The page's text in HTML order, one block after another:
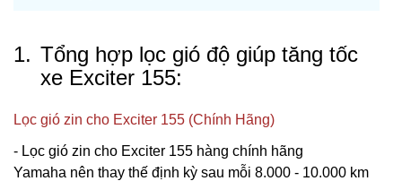
1. Tổng hợp lọc gió độ giúp tăng tốc
xe Exciter 155:
Lọc gió zin cho Exciter 155 (Chính Hãng)
- Lọc gió zin cho Exciter 155 hàng chính hãng
Yamaha nên thay thế định kỳ sau mỗi 8.000 - 10.000 km